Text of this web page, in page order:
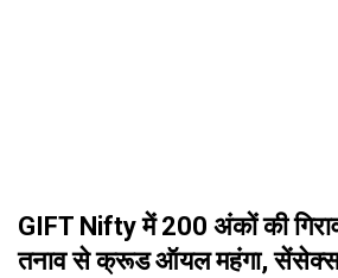
GIFT Nifty में 200 अंकों की
तनाव से क्रूड ऑयल महंगा,